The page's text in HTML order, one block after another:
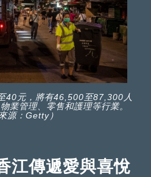
40元，將有46,500至87,300人
業管理、零售和護理等行業。
源：Getty）
江傳遞愛與喜悅